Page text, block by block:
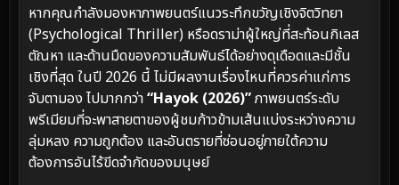
หากคุณกำลังมองหาภาพยนตร์แนวระทึกขวัญเชิงจิตวิทยา
(Psychological Thriller) หรือดราม่าผู้ใหญ่ที่สะท้อนกิเลส
ตัณหา และด้านมืดของความสัมพันธ์ได้อย่างดุเดือดและมีชั้น
เชิงที่สุด ในปี 2026 นี้ ไม่มีผลงานเรื่องไหนที่ควรค่าแก่การ
จับตามอง ไปมากกว่า“Hayok (2026)”ภาพยนตร์ระดับ
พรีเมียมที่จะพาสายตาของผู้ชมก้าวข้ามเส้นแบ่งระหว่างความ
ลุ่มหลง ความถูกต้อง และอันตรายที่ซ่อนอยู่ภายใต้ความ
ต้องการอันไร้ขีดจำกัดของมนุษย์